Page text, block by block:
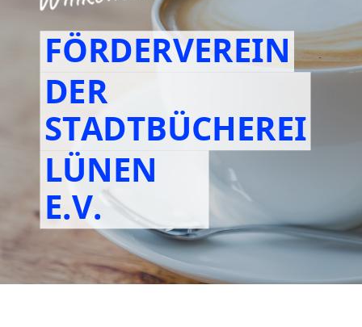
FÖRDERVEREIN
DER
STADTBÜCHEREI
LÜNEN
E.V.